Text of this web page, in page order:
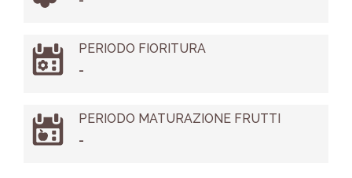
PERIODO FIORITURA
-
PERIODO MATURAZIONE FRUTTI
-